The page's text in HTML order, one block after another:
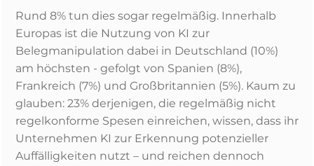
Rund 8% tun dies sogar regelmäßig. Innerhalb
Europas ist die Nutzung von KI zur
Belegmanipulation dabei in Deutschland (10%)
am höchsten - gefolgt von Spanien (8%),
Frankreich (7%) und Großbritannien (5%). Kaum zu
glauben: 23% derjenigen, die regelmäßig nicht
regelkonforme Spesen einreichen, wissen, dass ihr
Unternehmen KI zur Erkennung potenzieller
Auffälligkeiten nutzt – und reichen dennoch